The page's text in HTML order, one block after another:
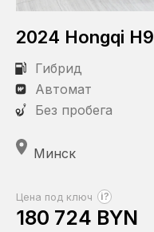
Под заказ
В наличии
Пробег
КПП
Автомат
2024 Hongqi H9
Гибрид
Автомат
Без пробега
Минск
Цена под ключ ?
180 724 BYN